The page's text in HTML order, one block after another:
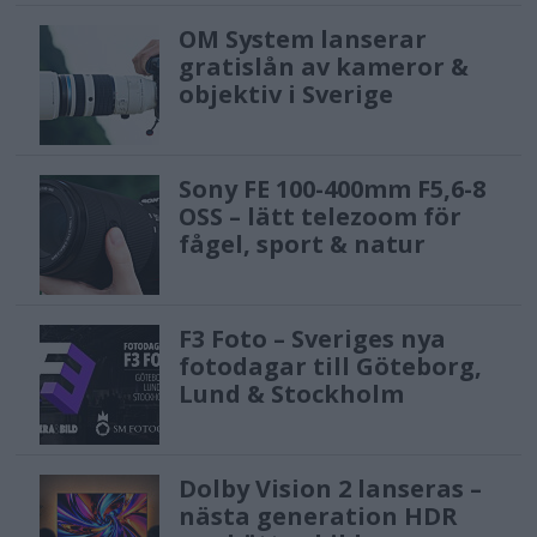
OM System lanserar
gratislån av kameror &
objektiv i Sverige
Sony FE 100-400mm F5,6-8
OSS – lätt telezoom för
fågel, sport & natur
F3 Foto – Sveriges nya
fotodagar till Göteborg,
Lund & Stockholm
Dolby Vision 2 lanseras –
nästa generation HDR